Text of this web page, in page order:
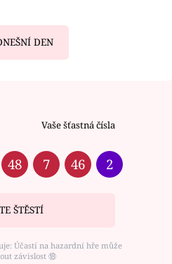
DEN
Vaše šťastná čísla
48 7 46 2
ŠTĚSTÍ
Účastí na hazardní hře může
závislost ⑱